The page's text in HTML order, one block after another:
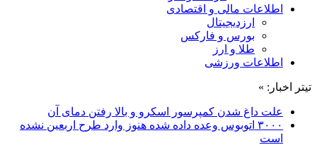
اطلاعات مالی و اقتصادی
ارزدیجیتال
بورس و فارکس
طلا و ارز
اطلاعات ورزشی
تیتر اخبار: »
علت داغ شدن کمپرسور اسکرو و بالا رفتن دمای آن
۳۰۰۰ اتوبوس وعده داده شده هنوز وارد طرح اربعین نشده
است